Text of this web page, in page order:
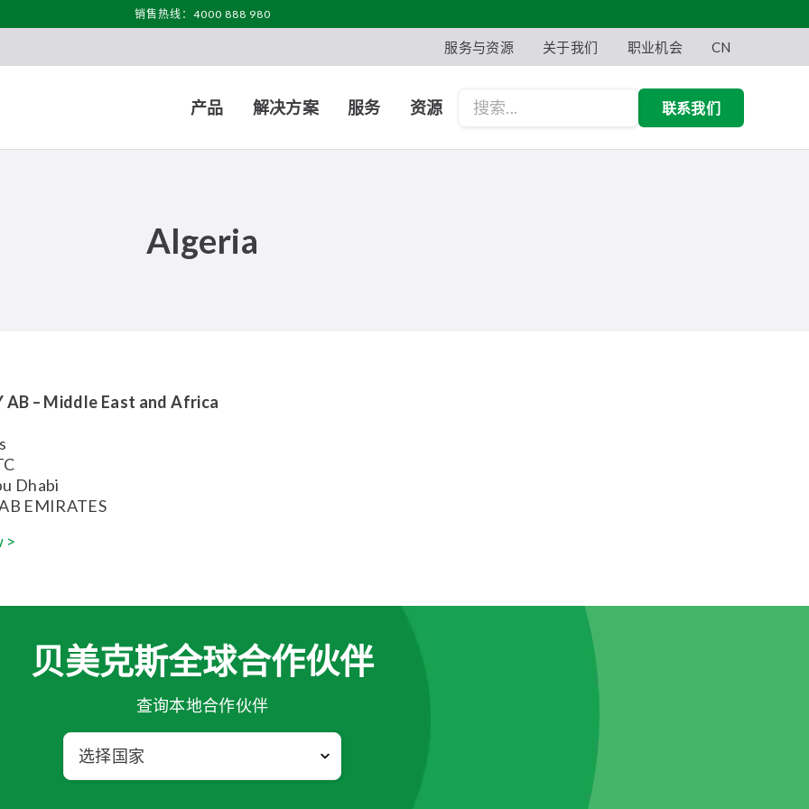
销售热线：4000 888 980
服务与资源 关于我们 职业机会 CN
产品 解决方案 服务 资源 联系我们
Algeria
AB – Middle East and Africa
Dhabi
EMIRATES
>
贝美克斯全球合作伙伴
查询本地合作伙伴